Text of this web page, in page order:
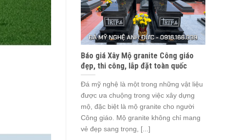
Báo giá Xây Mộ granite Công giáo
đẹp, thi công, lắp đặt toàn quốc
Đá mỹ nghệ là một trong những vật liệu
được ưa chuộng trong việc xây dựng
mộ, đặc biệt là mộ granite cho người
Công giáo. Mộ granite không chỉ mang
vẻ đẹp sang trọng, [...]